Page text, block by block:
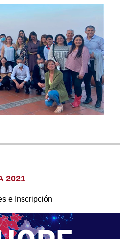
2021
e Inscripción